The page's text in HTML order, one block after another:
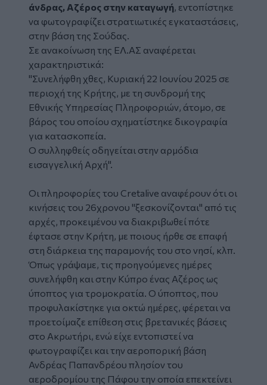
άνδρας, Αζέρος στην καταγωγή, εντοπίστηκε
να φωτογραφίζει στρατιωτικές εγκαταστάσεις,
στην βάση της Σούδας.
Σε ανακοίνωση της ΕΛ.ΑΣ αναφέρεται
χαρακτηριστικά:
"Συνελήφθη χθες, Κυριακή 22 Ιουνίου 2025 σε
περιοχή της Κρήτης, με τη συνδρομή της
Εθνικής Υπηρεσίας Πληροφοριών, άτομο, σε
βάρος του οποίου σχηματίστηκε δικογραφία
για κατασκοπεία.
Ο συλληφθείς οδηγείται στην αρμόδια
εισαγγελική Αρχή".
Οι πληροφορίες του Cretalive αναφέρουν ότι οι
κινήσεις του 26χρονου "ξεσκονίζονται" από τις
αρχές, προκειμένου να διακριβωθεί πότε
έφτασε στην Κρήτη, με ποιους ήρθε σε επαφή
στη διάρκεια της παραμονής του στο νησί, κλπ.
Όπως γράψαμε, τις προηγούμενες ημέρες
συνελήφθη και στην Κύπρο ένας Αζέρος ως
ύποπτος για τρομοκρατία. Ο ύποπτος, που
προφυλακίστηκε για οκτώ ημέρες, φέρεται να
προετοίμαζε επίθεση στις βρετανικές βάσεις
στο Ακρωτήρι, ενώ είχε εντοπιστεί να
φωτογραφίζει και την αεροπορική βάση
Ανδρέας Παπανδρέου πλησίον του
αεροδρομίου της Πάφου την οποία επεκτείνει